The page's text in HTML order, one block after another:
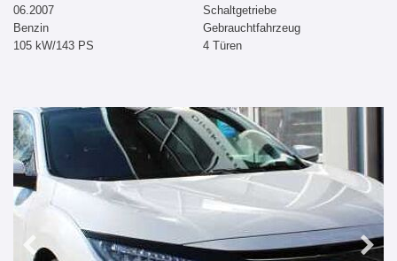
06.2007
Benzin
105 kW/143 PS
Schaltgetriebe
Gebrauchtfahrzeug
4 Türen